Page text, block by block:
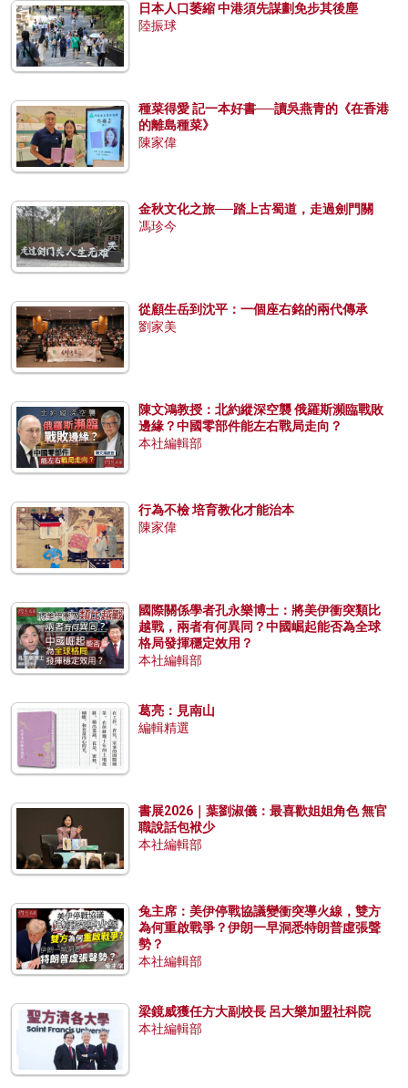
日本人口萎縮 中港須先謀劃免步其後塵
陸振球
種菜得愛 記一本好書──讀吳燕青的《在香港
的離島種菜》
陳家偉
金秋文化之旅──踏上古蜀道，走過劍門關
馮珍今
從顧生岳到沈平：一個座右銘的兩代傳承
劉家美
陳文鴻教授：北約縱深空襲 俄羅斯瀕臨戰敗
邊緣？中國零部件能左右戰局走向？
本社編輯部
行為不檢 培育教化才能治本
陳家偉
國際關係學者孔永樂博士：將美伊衝突類比
越戰，兩者有何異同？中國崛起能否為全球
格局發揮穩定效用？
本社編輯部
葛亮：見南山
編輯精選
書展2026｜葉劉淑儀：最喜歡姐姐角色 無官
職說話包袱少
本社編輯部
兔主席：美伊停戰協議變衝突導火線，雙方
為何重啟戰爭？伊朗一早洞悉特朗普虛張聲
勢？
本社編輯部
梁鏡威獲任方大副校長 呂大樂加盟社科院
本社編輯部